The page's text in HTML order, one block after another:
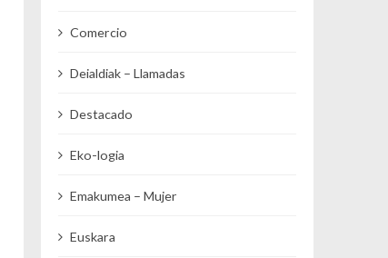
Comercio
Deialdiak – Llamadas
Destacado
Eko-logia
Emakumea – Mujer
Euskara